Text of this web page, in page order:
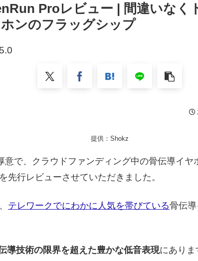
Proレビュー | 間違いなく
ンのフラッグシップ
5.0
提供：Shokz
意で、クラウドファンディング中の骨伝導イヤ
先行レビューさせていただきました。
テレワークでにわかに人気を帯びている骨伝
導技術の限界を超えた豊かな低音表現にありま